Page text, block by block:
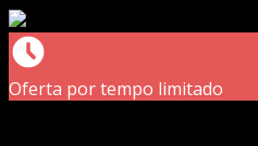
Oferta por tempo limitado